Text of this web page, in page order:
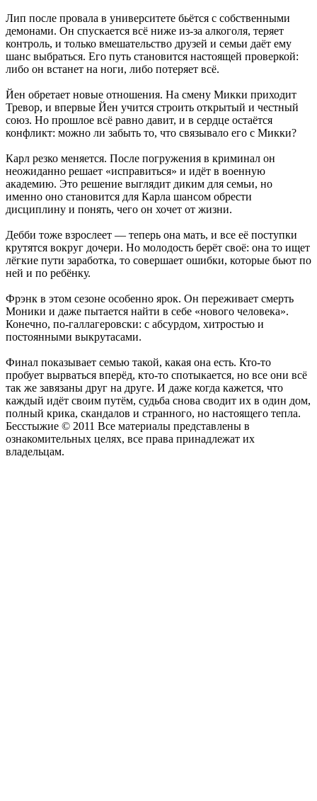
Лип после провала в университете бьётся с собственными
демонами. Он спускается всё ниже из-за алкоголя, теряет
контроль, и только вмешательство друзей и семьи даёт ему
шанс выбраться. Его путь становится настоящей проверкой:
либо он встанет на ноги, либо потеряет всё.
Йен обретает новые отношения. На смену Микки приходит
Тревор, и впервые Йен учится строить открытый и честный
союз. Но прошлое всё равно давит, и в сердце остаётся
конфликт: можно ли забыть то, что связывало его с Микки?
Карл резко меняется. После погружения в криминал он
неожиданно решает «исправиться» и идёт в военную
академию. Это решение выглядит диким для семьи, но
именно оно становится для Карла шансом обрести
дисциплину и понять, чего он хочет от жизни.
Дебби тоже взрослеет — теперь она мать, и все её поступки
крутятся вокруг дочери. Но молодость берёт своё: она то ищет
лёгкие пути заработка, то совершает ошибки, которые бьют по
ней и по ребёнку.
Фрэнк в этом сезоне особенно ярок. Он переживает смерть
Моники и даже пытается найти в себе «нового человека».
Конечно, по-галлагеровски: с абсурдом, хитростью и
постоянными выкрутасами.
Финал показывает семью такой, какая она есть. Кто-то
пробует вырваться вперёд, кто-то спотыкается, но все они всё
так же завязаны друг на друге. И даже когда кажется, что
каждый идёт своим путём, судьба снова сводит их в один дом,
полный крика, скандалов и странного, но настоящего тепла.
Бесстыжие © 2011 Все материалы представлены в
ознакомительных целях, все права принадлежат их
владельцам.